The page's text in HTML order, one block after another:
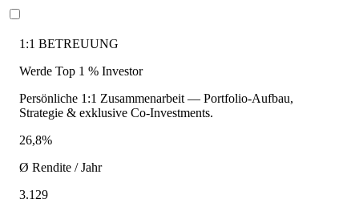
1:1 BETREUUNG
Werde Top 1 % Investor
Persönliche 1:1 Zusammenarbeit — Portfolio-Aufbau,
Strategie & exklusive Co-Investments.
26,8%
Ø Rendite / Jahr
3.129